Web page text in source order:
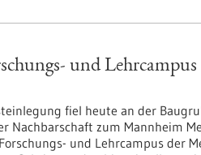
und
fiel heute an der
zum Mannheim
und Lehrcampus der